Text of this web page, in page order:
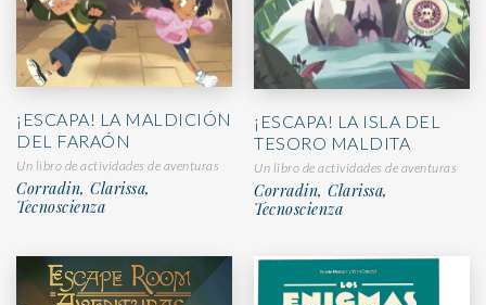
¡ESCAPA! LA MALDICIÓN
DEL FARAÓN
Un libro de actividades de aventuras
Corradin, Clarissa,
Tecnoscienza
¡ESCAPA! LA ISLA DEL
TESORO MALDITA
Un libro de actividades de aventuras
Corradin, Clarissa,
Tecnoscienza